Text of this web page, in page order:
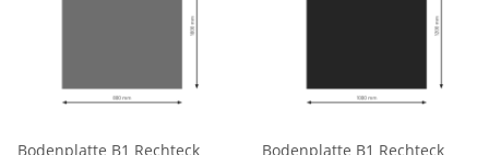
Bodenplatte B1 Rechteck
Bodenplatte B1 Rechteck